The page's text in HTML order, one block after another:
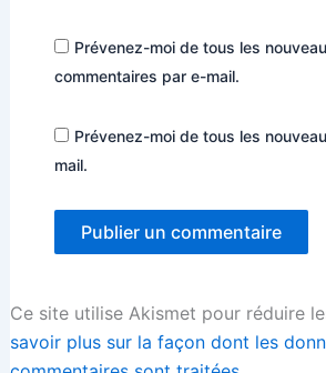
Prévenez-moi de tous les
commentaires par e-mail.
Prévenez-moi de tous les
mail.
Ce site utilise Akismet pour réduire
savoir plus sur la façon dont les